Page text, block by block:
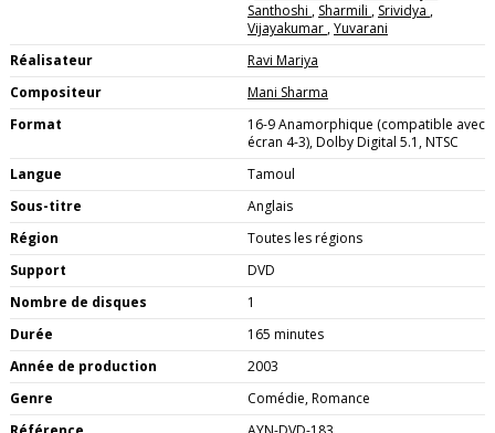
Santhoshi , Sharmili , Srividya ,
Vijayakumar ,Yuvarani
Réalisateur
Ravi Mariya
Compositeur
Mani Sharma
Format
16-9 Anamorphique (compatible avec
écran 4-3), Dolby Digital 5.1, NTSC
Langue
Tamoul
Sous-titre
Anglais
Région
Toutes les régions
Support
DVD
Nombre de disques
1
Durée
165 minutes
Année de production
2003
Genre
Comédie, Romance